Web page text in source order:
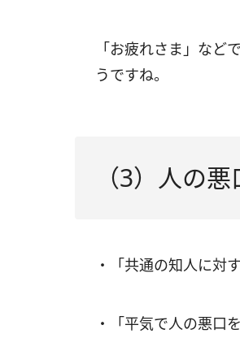
「お疲れさま」など
うですね。
（3）人の
・「共通の知人に対
・「平気で人の悪口